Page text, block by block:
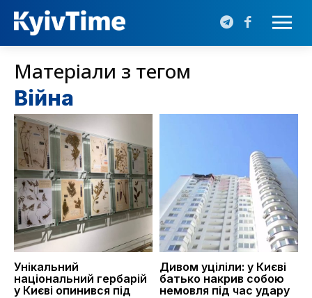
Матеріали з тегом
Війна
Унікальний
національний гербарій
у Києві опинився під
Дивом уціліли: у Києві
батько накрив собою
немовля під час удару